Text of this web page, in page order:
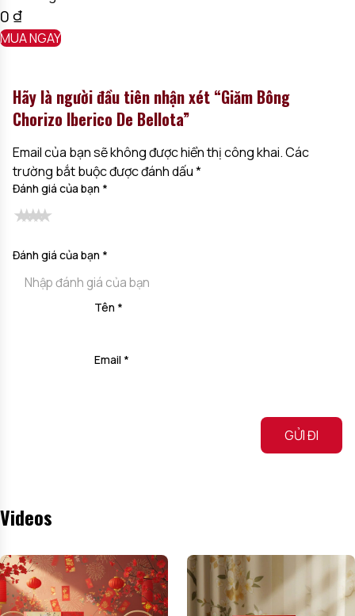
0₫
MUA NGAY
Hãy là người đầu tiên nhận xét “Giăm Bông
Chorizo Iberico De Bellota”
Email của bạn sẽ không được hiển thị công khai.Các
trường bắt buộc được đánh dấu*
Đánh giá của bạn *
Đánh giá của bạn *
Tên *
Email *
Videos